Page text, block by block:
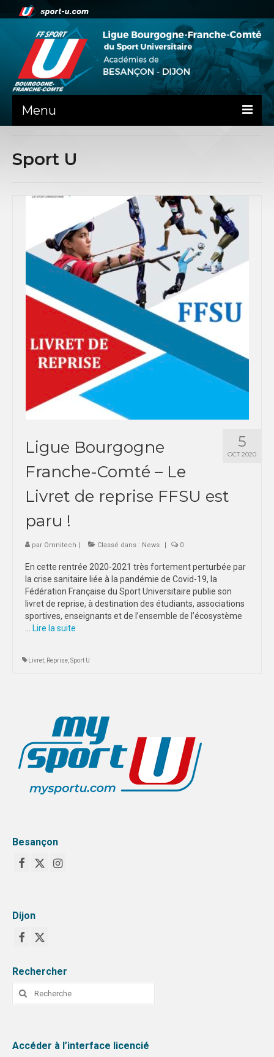
Menu
PRÉSENTATION
PEPS DIJON
ADMINISTRATIF
BESANÇON
DIJON
SPORTS CO
BESANÇON
DIJON
SPORTS IND
BESANÇON
COMMUNICATION
PALMARES
MAG DU SPORT-U
PHOTOTHÈQUE
BESANÇON
DIJON
VIDÉOTHÈQUE
LOGOTHÈQUE
Sport U
5
OCT 2020
Ligue Bourgogne
Franche-Comté – Le
Livret de reprise FFSU est
paru !
par Omnitech | Classé dans : News | 0
En cette rentrée 2020-2021 très fortement perturbée par
la crise sanitaire liée à la pandémie de Covid-19, la
Fédération Française du Sport Universitaire publie son
livret de reprise, à destination des étudiants, associations
sportives, enseignants et de l’ensemble de l’écosystème
Lire la suite­­
Livret Reprise Sport U
Besançon
Dijon
Rechercher
Rechercher
Accéder à l’interface licencié